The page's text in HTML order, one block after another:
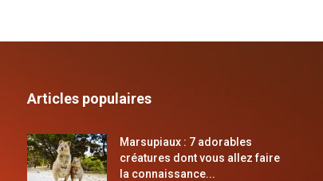
Articles populaires
Marsupiaux : 7 adorables
créatures dont vous allez faire
la connaissance...